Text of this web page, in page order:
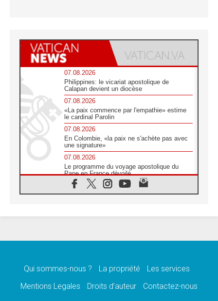
07.08.2026
Philippines: le vicariat apostolique de
Calapan devient un diocèse
07.08.2026
«La paix commence par l'empathie» estime
le cardinal Parolin
07.08.2026
En Colombie, «la paix ne s'achète pas avec
une signature»
07.08.2026
Le programme du voyage apostolique du
Pape en France dévoilé
07.08.2026
1ère Conférence continentale sur l'éducation
07.08.2026
07.08.2026
lancement des «dix jours de prière pour la
Qui sommes-nous ? La propriété
Les services
Mentions Legales
Droits d’auteur Contactez-nous